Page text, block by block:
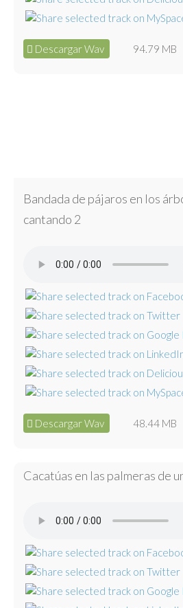
Descargar Wav 94.79 MB
Bandada de pájaros en los
cantando 2
Descargar Wav 48.44 MB
Cacatúas en las palmeras de